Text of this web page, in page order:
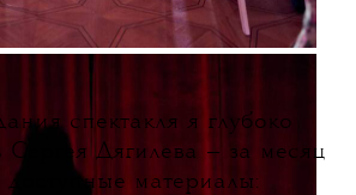
спектакля я глубоко
Сергея Дягилева — за месяц
доступные материалы: